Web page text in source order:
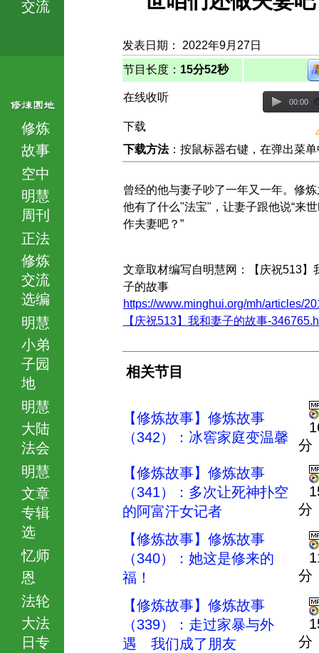
交流
修炼
故事
空中
明慧
周刊
正法
修炼
交流
选编
明慧
小弟
子园
地
明慧
大陆
法会
明慧
文章
专辑
选
忆师
恩
法轮
大法
日专
发表日期： 2022年9月27日
节目长度： 15分52秒
在线收听 00:00
下载
下载方法：按鼠标器右键，在弹出菜
曾经的他与妻子吵了一年又一年。修
他有了什么"法宝"，让妻子跟他说“来
作夫妻吧？”
文章取材编写自明慧网：【庆祝513】
子的故事
https://www.minghui.org/mh/articles/
【庆祝513】我和妻子的故事-
相关节目
【修炼故事】修炼故事
（342）：冰窖家庭变温馨
分
【修炼故事】修炼故事
（341）：多次让死神扑空
的阿富汗女记者
分
【修炼故事】修炼故事
（340）：她这是修来的
福！
分
【修炼故事】修炼故事
（339）：走过家暴与外
遇 我们成了朋友
分